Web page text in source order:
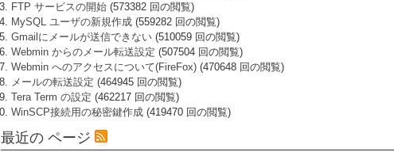
FTP サービスの開始(573382 回の閲覧)
MySQL ユーザの新規作成(559282 回の閲覧)
Gmailにメールが送信できない(510059 回の閲覧)
Webmin からのメール転送設定 (507504 回の閲覧)
Webmin へのアクセスについて(FireFox)(470648 回の閲覧)
メールの転送設定 (464945 回の閲覧)
Tera Term の設定 (462217 回の閲覧)
WinSCP接続用の秘密鍵作成(419470 回の閲覧)
最近の ページ